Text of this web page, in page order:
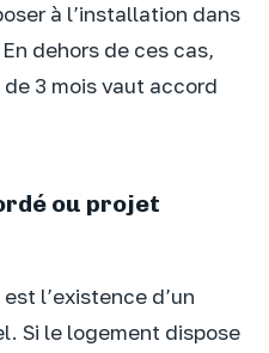
à l’installation dans
dehors de ces cas,
3 mois vaut accord
ou projet
l’existence d’un
Si le logement dispose